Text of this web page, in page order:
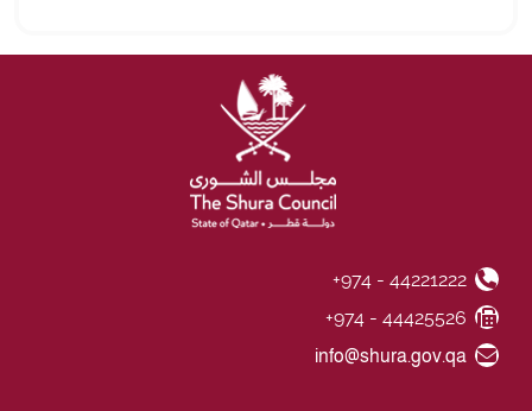
Phone Number
+974 - 44221222
Fax Number
+974 - 44425526
Email ID
info@shura.gov.qa